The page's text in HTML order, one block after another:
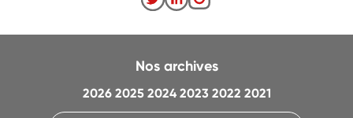
Nos archives
2026 2025 2024 2023 2022 2021